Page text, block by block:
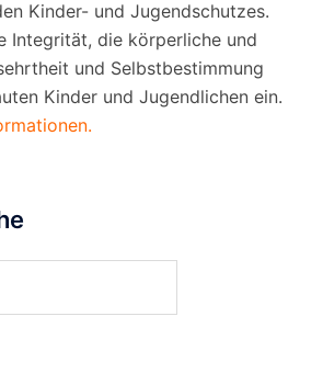
Kinder- und Jugendschutzes.
Integrität, die körperliche und
und Selbstbestimmung
Kinder und Jugendlichen ein.